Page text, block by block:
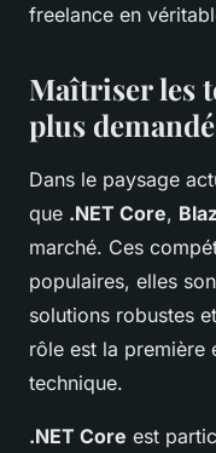
freelance en
Maîtriser les
plus
Dans le paysage
que .NET Core,
marché. Ces
populaires, elles
solutions robustes
rôle est la première
technique.
.NET Core est